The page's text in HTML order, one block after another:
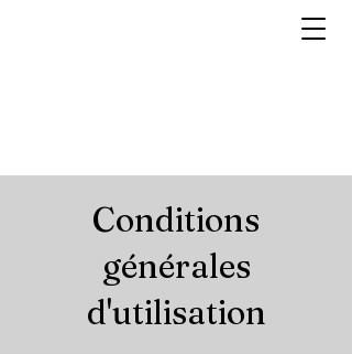
Conditions
générales
d'utilisation